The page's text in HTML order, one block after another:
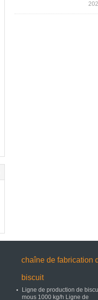
chaîne de fabrication
biscuit
Ligne de production de
mous 1000 kg/h Ligne de